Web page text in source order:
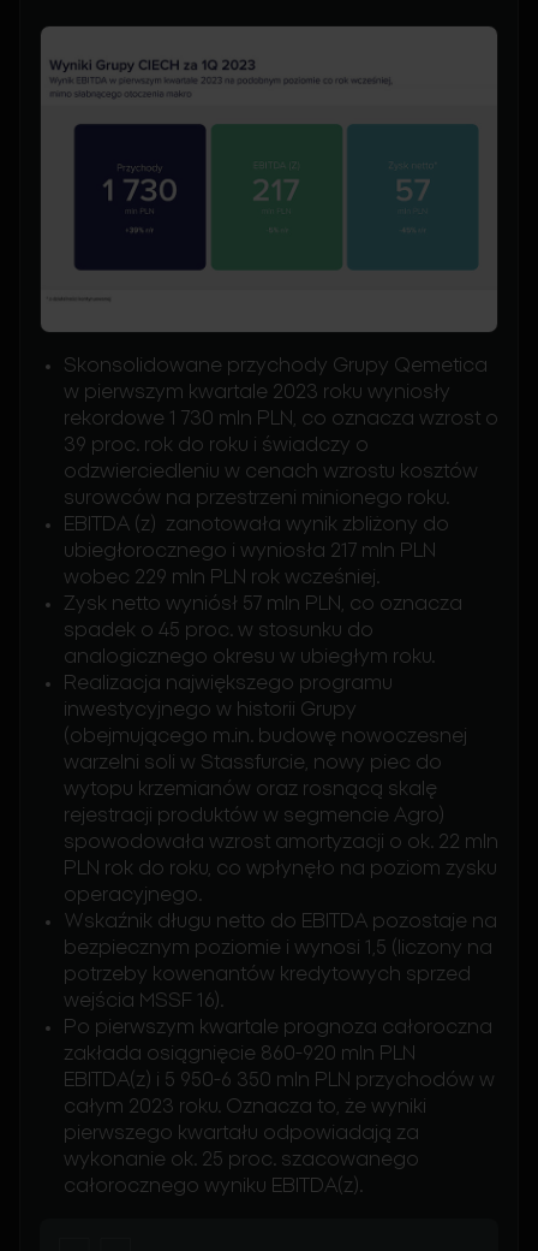
Skonsolidowane przychody Grupy Qemetica
w pierwszym kwartale 2023 roku wyniosły
rekordowe 1 730 mln PLN, co oznacza wzrost o
39 proc. rok do roku i świadczy o
odzwierciedleniu w cenach wzrostu kosztów
surowców na przestrzeni minionego roku.
EBITDA (z) zanotowała wynik zbliżony do
ubiegłorocznego i wyniosła 217 mln PLN
wobec 229 mln PLN rok wcześniej.
Zysk netto wyniósł 57 mln PLN, co oznacza
spadek o 45 proc. w stosunku do
analogicznego okresu w ubiegłym roku.
Realizacja największego programu
inwestycyjnego w historii Grupy
(obejmującego m.in. budowę nowoczesnej
warzelni soli w Stassfurcie, nowy piec do
wytopu krzemianów oraz rosnącą skalę
rejestracji produktów w segmencie Agro)
spowodowała wzrost amortyzacji o ok. 22 mln
PLN rok do roku, co wpłynęło na poziom zysku
operacyjnego.
Wskaźnik długu netto do EBITDA pozostaje na
bezpiecznym poziomie i wynosi 1,5 (liczony na
potrzeby kowenantów kredytowych sprzed
wejścia MSSF 16).
Po pierwszym kwartale prognoza całoroczna
zakłada osiągnięcie 860-920 mln PLN
EBITDA(z) i 5 950-6 350 mln PLN przychodów w
całym 2023 roku. Oznacza to, że wyniki
pierwszego kwartału odpowiadają za
wykonanie ok. 25 proc. szacowanego
całorocznego wyniku EBITDA(z).